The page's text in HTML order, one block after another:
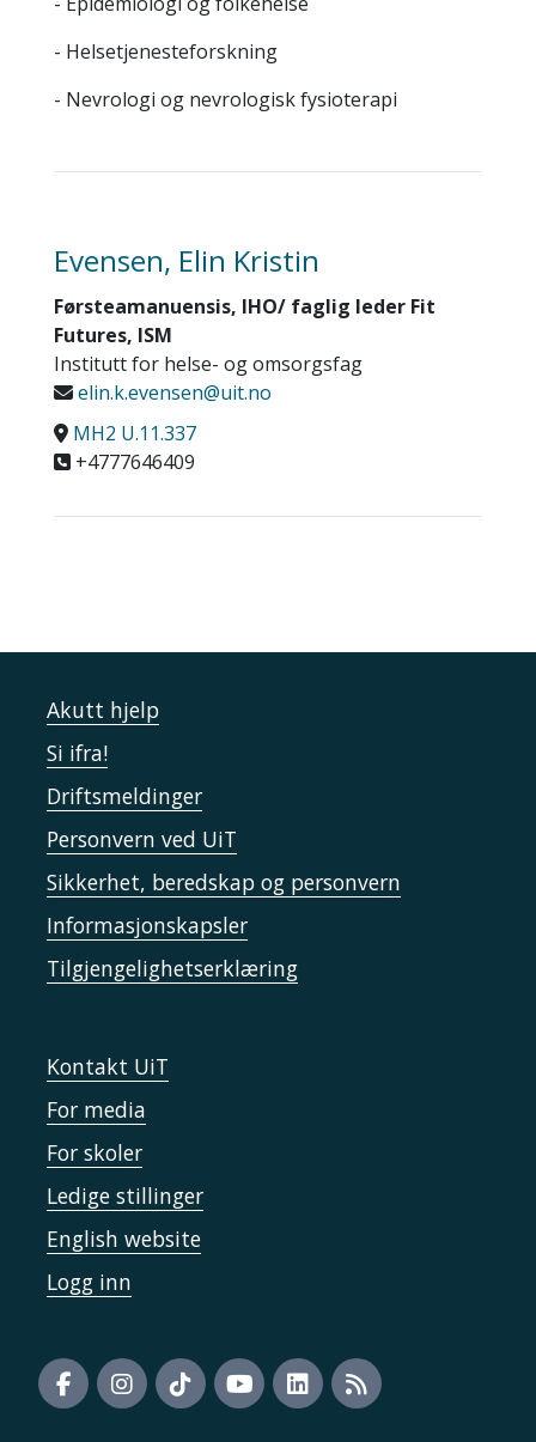
- Helsetjenesteforskning
- Nevrologi og nevrologisk fysioterapi
Evensen, Elin Kristin
Førsteamanuensis, IHO/ faglig leder Fit
Futures, ISM
Institutt for helse- og omsorgsfag
elin.k.evensen@uit.no
MH2 U.11.337
+4777646409
Akutt hjelp
Si ifra!
Driftsmeldinger
Personvern ved UiT
Sikkerhet, beredskap og personvern
Informasjonskapsler
Tilgjengelighetserklæring
Kontakt UiT
For media
For skoler
Ledige stillinger
English website
Logg inn